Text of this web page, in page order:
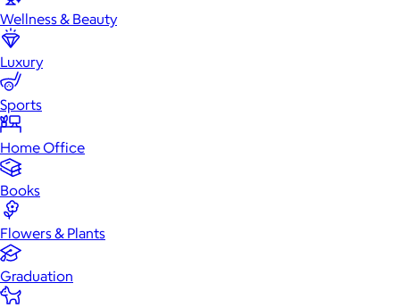
Wellness & Beauty
Luxury
Sports
Home Office
Books
Flowers & Plants
Graduation